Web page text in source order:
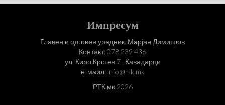
Импресум
Главен и одговен уредник: Марјан Димитров
Контакт: 078 239 436
ул. Киро Крстев 7 , Кавадарци
е-маил: info@rtk.mk
РТК.мк 2026